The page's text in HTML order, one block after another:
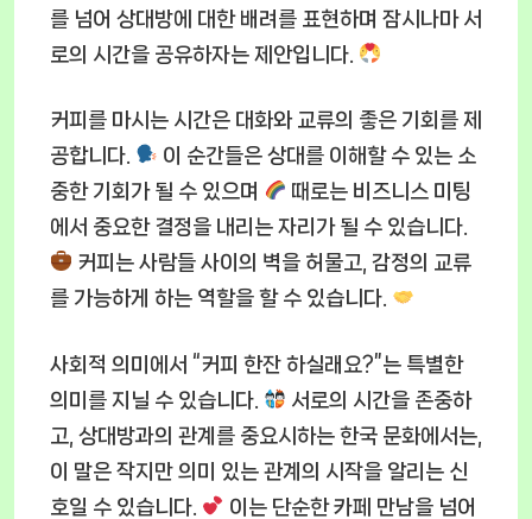
를 넘어 상대방에 대한 배려를 표현하며 잠시나마 서
로의 시간을 공유하자는 제안입니다.
커피를 마시는 시간은 대화와 교류의 좋은 기회를 제
공합니다.
이 순간들은 상대를 이해할 수 있는 소
중한 기회가 될 수 있으며
때로는 비즈니스 미팅
에서 중요한 결정을 내리는 자리가 될 수 있습니다.
커피는 사람들 사이의 벽을 허물고, 감정의 교류
를 가능하게 하는 역할을 할 수 있습니다.
사회적 의미에서 “커피 한잔 하실래요?”는 특별한
의미를 지닐 수 있습니다.
서로의 시간을 존중하
고, 상대방과의 관계를 중요시하는 한국 문화에서는,
이 말은 작지만 의미 있는 관계의 시작을 알리는 신
호일 수 있습니다.
이는 단순한 카페 만남을 넘어